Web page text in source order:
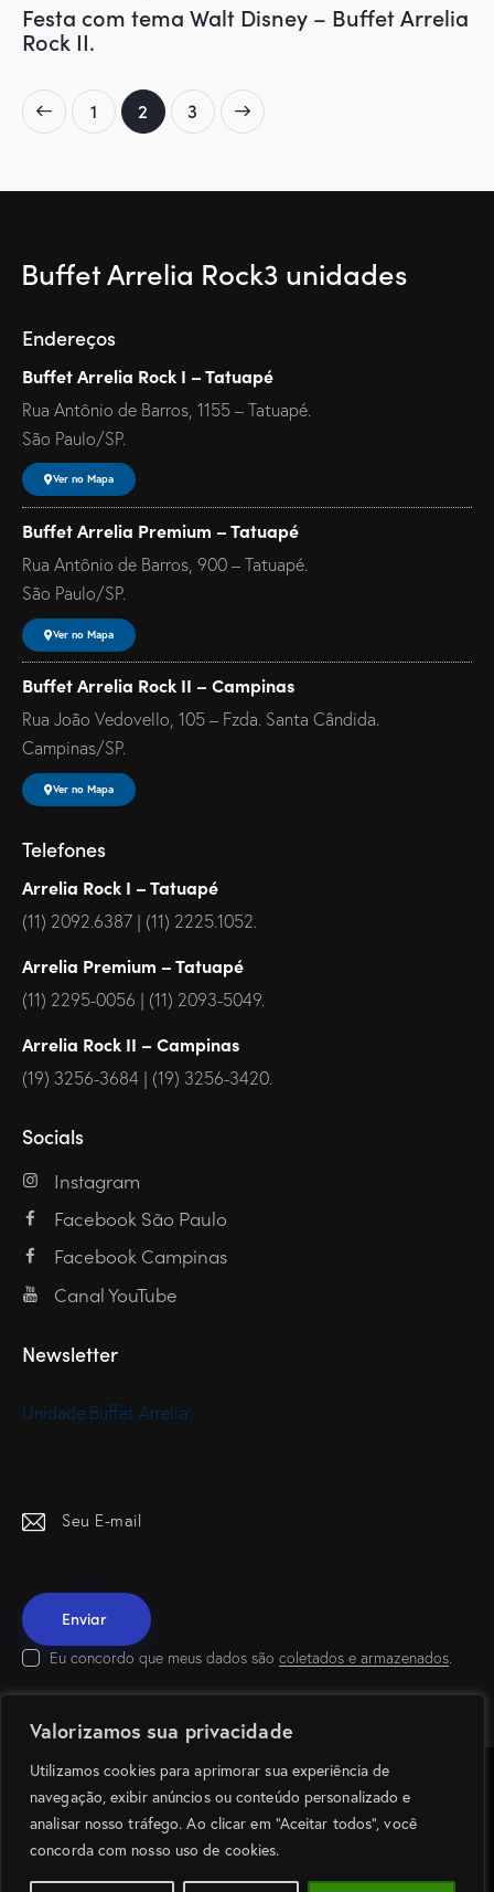
Valorizamos sua privacidade
Utilizamos cookies para aprimorar sua experiência de
navegação, exibir anúncios ou conteúdo personalizado e
analisar nosso tráfego. Ao clicar em “Aceitar todos”, você
concorda com nosso uso de cookies.
Festa com tema Walt Disney – Buffet Arrelia
Rock II.
1 2 3
>
Buffet Arrelia Rock3 unidades
Endereços
Buffet Arrelia Rock I – Tatuapé
Rua Antônio de Barros, 1155 – Tatuapé.
São Paulo/SP.
Ver no Mapa
Buffet Arrelia Premium – Tatuapé
Rua Antônio de Barros, 900 – Tatuapé.
São Paulo/SP.
Ver no Mapa
Buffet Arrelia Rock II – Campinas
Rua João Vedovello, 105 – Fzda. Santa Cândida.
Campinas/SP.
Ver no Mapa
Telefones
Arrelia Rock I – Tatuapé
(11) 2092.6387 | (11) 2225.1052.
Arrelia Premium – Tatuapé
(11) 2295-0056 | (11) 2093-5049.
Arrelia Rock II – Campinas
(19) 3256-3684 | (19) 3256-3420.
Socials
Instagram
Facebook São Paulo
Facebook Campinas
Canal YouTube
Newsletter
Unidade Buffet Arrelia:
Eu concordo que meus dados sãocoletados e armazenados.
Buffet Arrelia Rock © 2026. Todos os direitos reservados.
desenvolvido por: